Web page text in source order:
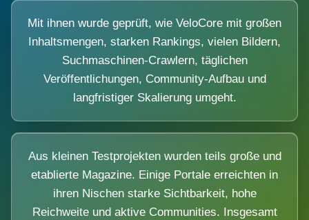
Mit ihnen wurde geprüft, wie VeloCore mit großen
Inhaltsmengen, starken Rankings, vielen Bildern,
Suchmaschinen-Crawlern, täglichen
Veröffentlichungen, Community-Aufbau und
langfristiger Skalierung umgeht.
Aus kleinen Testprojekten wurden teils große und
etablierte Magazine. Einige Portale erreichten in
ihren Nischen starke Sichtbarkeit, hohe
Reichweite und aktive Communities. Insgesamt